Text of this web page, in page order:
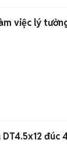
việc lý
DT4.5x12